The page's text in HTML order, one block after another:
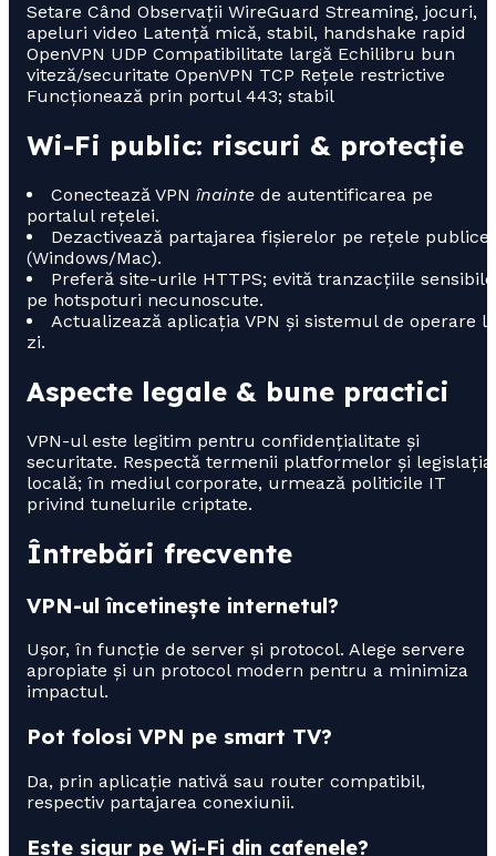
Setare Când Observații WireGuard Streaming, jocuri,
apeluri video Latență mică, stabil, handshake rapid
OpenVPN UDP Compatibilitate largă Echilibru bun
viteză/securitate OpenVPN TCP Rețele restrictive
Funcționează prin portul 443; stabil
Wi-Fi public: riscuri & protecție
Conectează VPN înainte de autentificarea pe
portalul rețelei.
Dezactivează partajarea fișierelor pe rețele publice
(Windows/Mac).
Preferă site-urile HTTPS; evită tranzacțiile sensibile
pe hotspoturi necunoscute.
Actualizează aplicația VPN și sistemul de operare la
zi.
Aspecte legale & bune practici
VPN-ul este legitim pentru confidențialitate și
securitate. Respectă termenii platformelor și legislația
locală; în mediul corporate, urmează politicile IT
privind tunelurile criptate.
Întrebări frecvente
VPN-ul încetinește internetul?
Ușor, în funcție de server și protocol. Alege servere
apropiate și un protocol modern pentru a minimiza
impactul.
Pot folosi VPN pe smart TV?
Da, prin aplicație nativă sau router compatibil,
respectiv partajarea conexiunii.
Este sigur pe Wi-Fi din cafenele?